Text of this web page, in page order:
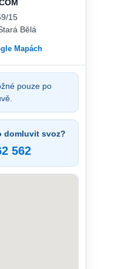
15
Bělá
Mapách
pouze po
domluvit svoz?
562